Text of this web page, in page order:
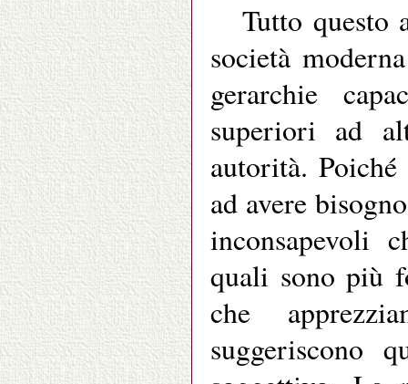
Tutto questo
società
gerarchie
superiori ad
autorità.
ad avere
inconsapevoli
quali sono più
che
suggeriscono